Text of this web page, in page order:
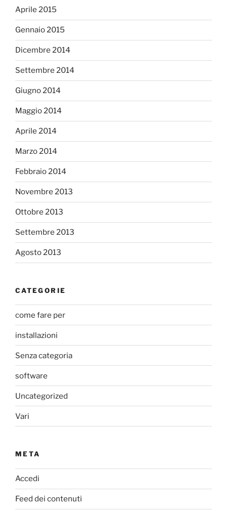
Aprile 2015
Gennaio 2015
Dicembre 2014
Settembre 2014
Giugno 2014
Maggio 2014
Aprile 2014
Marzo 2014
Febbraio 2014
Novembre 2013
Ottobre 2013
Settembre 2013
Agosto 2013
CATEGORIE
come fare per
installazioni
Senza categoria
software
Uncategorized
Vari
META
Accedi
Feed dei contenuti